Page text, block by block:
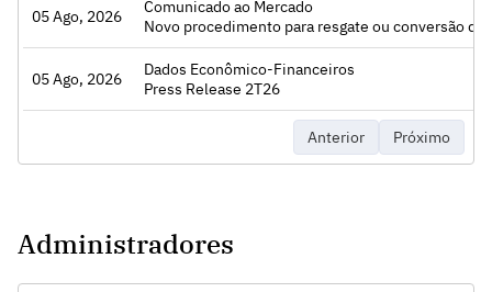
05 Ago, 2026
Comunicado ao Mercado
Novo procedimento para resgate ou conversão
Acessar
05 Ago, 2026
Dados Econômico-Financeiros
Press Release 2T26
Acessar
Anterior Próximo
Administradores